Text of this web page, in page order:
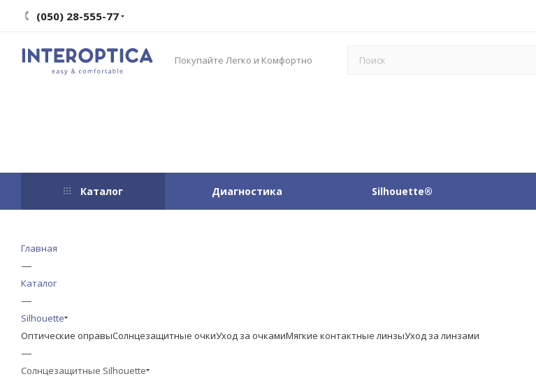
(050) 28-555-77
Покупайте Легко и Комфортно
Каталог Диагностика Silhouette®
Главная
—
Каталог
—
Silhouette
Оптические оправыСолнцезащитные очкиУход за очкамиМягкие контактные линзыУход за линзами
—
Солнцезащитные Silhouette